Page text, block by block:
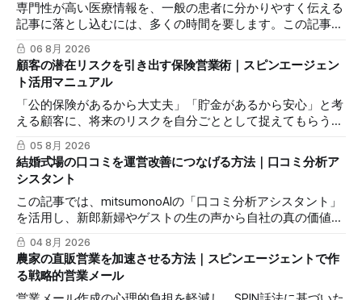
専門性が高い医療情報を、一般の患者に分かりやすく伝える
記事に落とし込むには、多くの時間を要します。この記事で
は、mitsumonoAIの「ブログ記事作成ワークフロー」を活用
し、SEOに配慮した質の高いブログ記事を効率的に作成し、
発信力を最大化する方法を解説します。
06 8月 2026
顧客の潜在リスクを引き出す保険営業術｜スピンエージェン
ト活用マニュアル
「公的保険があるから大丈夫」「貯金があるから安心」と考
える顧客に、将来のリスクを自分ごととして捉えてもらうの
は簡単ではありません。この記事では、mitsumonoAIの「ス
ピンエージェント」を活用し、顧客の反論すらも対話の糸口
に変え、納得感を高めて成約に繋げる具体的な3つのステッ
プを解説します。
05 8月 2026
結婚式場の口コミを運営改善につなげる方法｜口コミ分析ア
シスタント
この記事では、mitsumonoAIの「口コミ分析アシスタント」
を活用し、新郎新婦やゲストの生の声から自社の真の価値を
抽出し、来館予約率（CVR）を向上させる具体的な3つのス
テップを解説します。
04 8月 2026
農家の直販営業を加速させる方法｜スピンエージェントで作
る戦略的営業メール